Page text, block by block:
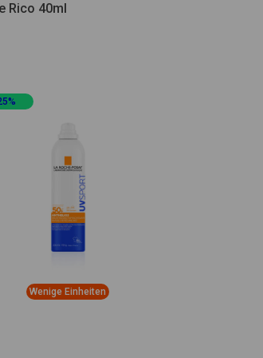
Rico 40ml
Wenige Einheiten